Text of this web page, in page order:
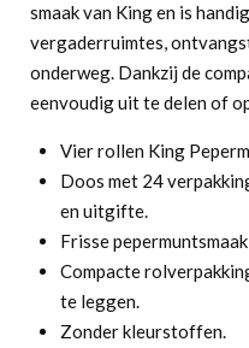
smaak van King en is
vergaderruimtes,
onderweg. Dankzij de
eenvoudig uit te delen of
Vier rollen King
Doos met 24
en uitgifte.
Frisse
Compacte
te leggen.
Zonder kleurstoffen.